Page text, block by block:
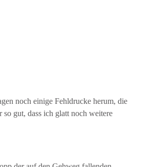
noch einige Fehldrucke herum, die
gut, dass ich glatt noch weitere